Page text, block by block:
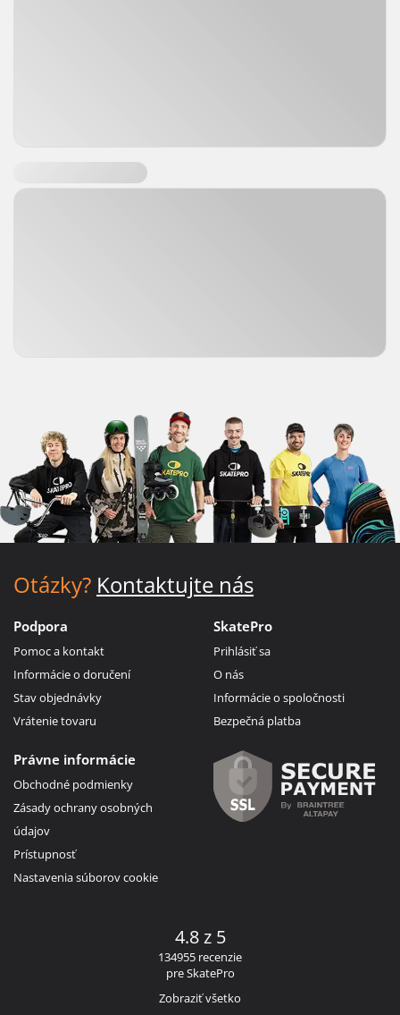
Otázky? Kontaktujte nás
Podpora
Pomoc a kontakt
Informácie o doručení
Stav objednávky
Vrátenie tovaru
SkatePro
Prihlásiť sa
O nás
Informácie o spoločnosti
Bezpečná platba
Právne informácie
Obchodné podmienky
Zásady ochrany osobných
údajov
Prístupnosť
Nastavenia súborov cookie
4.8 z 5
134955 recenzie
pre SkatePro
Zobraziť všetko